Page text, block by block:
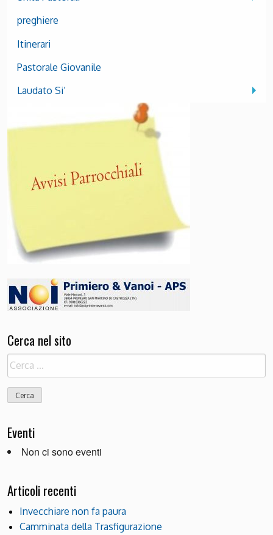
preghiere
Itinerari
Pastorale Giovanile
Laudato Si’
Cerca nel sito
Ricerca
per:
Eventi
Non ci sono eventi
Articoli recenti
Invecchiare non fa paura
Camminata della Trasfigurazione